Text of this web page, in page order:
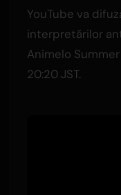
YouTube va
interpretărilor
Animelo
20:20 JST.